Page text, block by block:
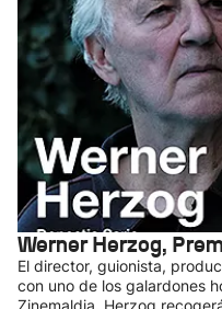
Werner Herzog,
El director, guionista,
con uno de los galardones
Zinemaldia. Herzog